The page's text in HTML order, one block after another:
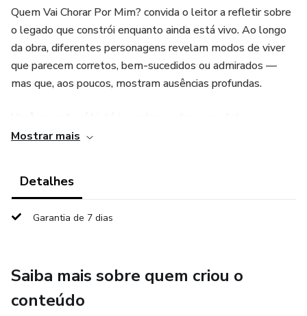
Quem Vai Chorar Por Mim? convida o leitor a refletir sobre
o legado que constrói enquanto ainda está vivo. Ao longo
da obra, diferentes personagens revelam modos de viver
que parecem corretos, bem-sucedidos ou admirados —
mas que, aos poucos, mostram ausências profundas.
dedicação que apaga a própria identidade, fé sem
contraste, surge William — um morador de rua com nome
verdadeiro.
não quem estará presente no fim, mas quem sente sua
presença agora.
Mostrar mais
Detalhes
Garantia de 7 dias
Saiba mais sobre quem criou o
conteúdo